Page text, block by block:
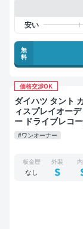
無
料
価格交渉OK
ダイハツ タント カスタムX 美品 禁煙
ィスプレイオー
ー ドライブレコ
#ワンオーナー
板金歴
なし
外装
S